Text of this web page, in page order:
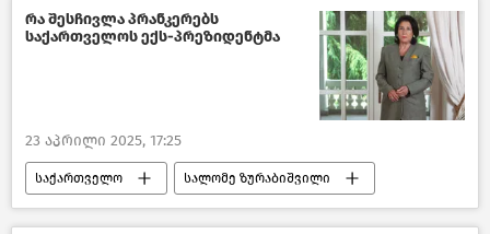
ახალი ამბები
რა შესჩივლა პრანკერებს
საქართველოს ექს-პრეზიდენტმა
23 აპრილი 2025, 17:25
საქართველო სალომე ზურაბიშვილი
საზოგადოება